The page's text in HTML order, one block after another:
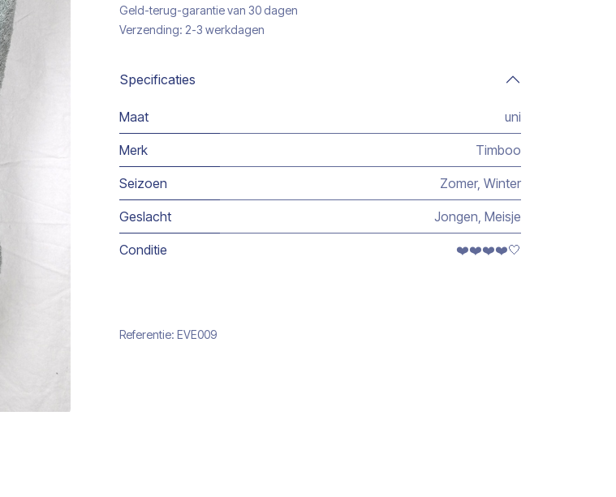
Geld-terug-garantie van 30 dagen
Verzending: 2-3 werkdagen
Specificaties
Maat uni
Merk Timboo
Seizoen Zomer, Winter
Geslacht Jongen, Meisje
Conditie ❤️❤️❤️❤️🤍
Referentie: EVE009